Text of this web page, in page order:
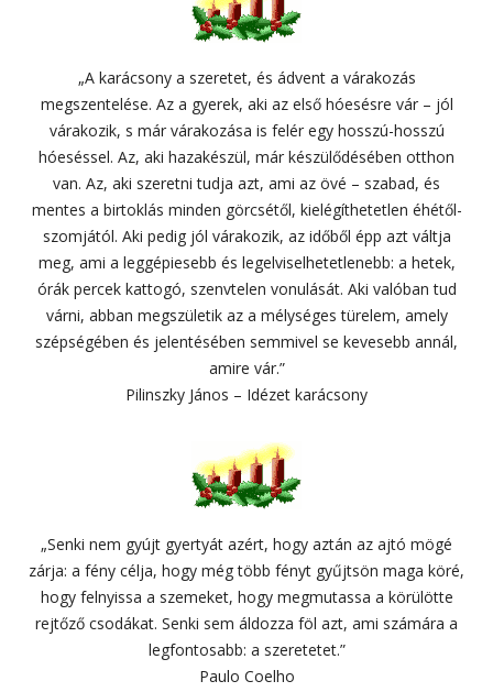
„A karácsony a szeretet, és ádvent a várakozás
megszentelése. Az a gyerek, aki az első hóesésre vár – jól
várakozik, s már várakozása is felér egy hosszú-hosszú
hóeséssel. Az, aki hazakészül, már készülődésében otthon
van. Az, aki szeretni tudja azt, ami az övé – szabad, és
mentes a birtoklás minden görcsétől, kielégíthetetlen éhétől-
szomjától. Aki pedig jól várakozik, az időből épp azt váltja
meg, ami a leggépiesebb és legelviselhetetlenebb: a hetek,
órák percek kattogó, szenvtelen vonulását. Aki valóban tud
várni, abban megszületik az a mélységes türelem, amely
szépségében és jelentésében semmivel se kevesebb annál,
amire vár.”
Pilinszky János – Idézet karácsony
„Senki nem gyújt gyertyát azért, hogy aztán az ajtó mögé
zárja: a fény célja, hogy még több fényt gyűjtsön maga köré,
hogy felnyissa a szemeket, hogy megmutassa a körülötte
rejtőző csodákat. Senki sem áldozza föl azt, ami számára a
legfontosabb: a szeretetet.”
Paulo Coelho